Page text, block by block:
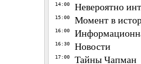
14:00 Невероятно
15:00 Момент в
16:00
16:30 Новости
17:00 Тайны Чапман